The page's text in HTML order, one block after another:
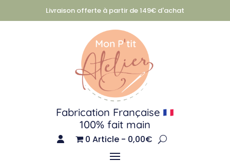
Livraison offerte à partir de 149€ d'achat
Fabrication Française
100% fait main
0 Article 0,00€